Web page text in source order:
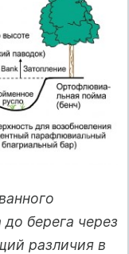
берега через
различия в